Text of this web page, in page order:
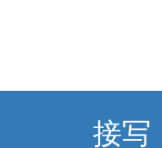
接写